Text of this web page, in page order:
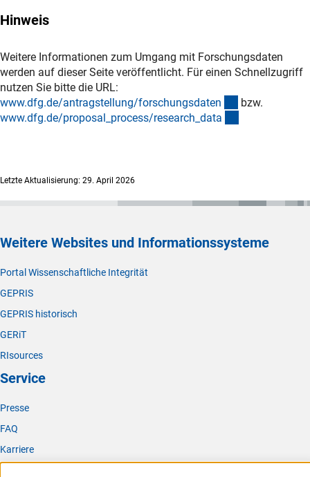
Hinweis
Weitere Informationen zum Umgang mit Forschungsdaten
werden auf dieser Seite veröffentlicht. Für einen Schnellzugriff
nutzen Sie bitte die URL:
www.dfg.de/antragstellung/forschungsdaten (interner Link)
bzw.
www.dfg.de/proposal_process/research_data
Letzte Aktualisierung: 29. April 2026
Weitere Websites und Informationssysteme
Portal Wissenschaftliche Integrität
GEPRIS
GEPRIS historisch
GERiT
RIsources
Service
Presse
FAQ
Karriere